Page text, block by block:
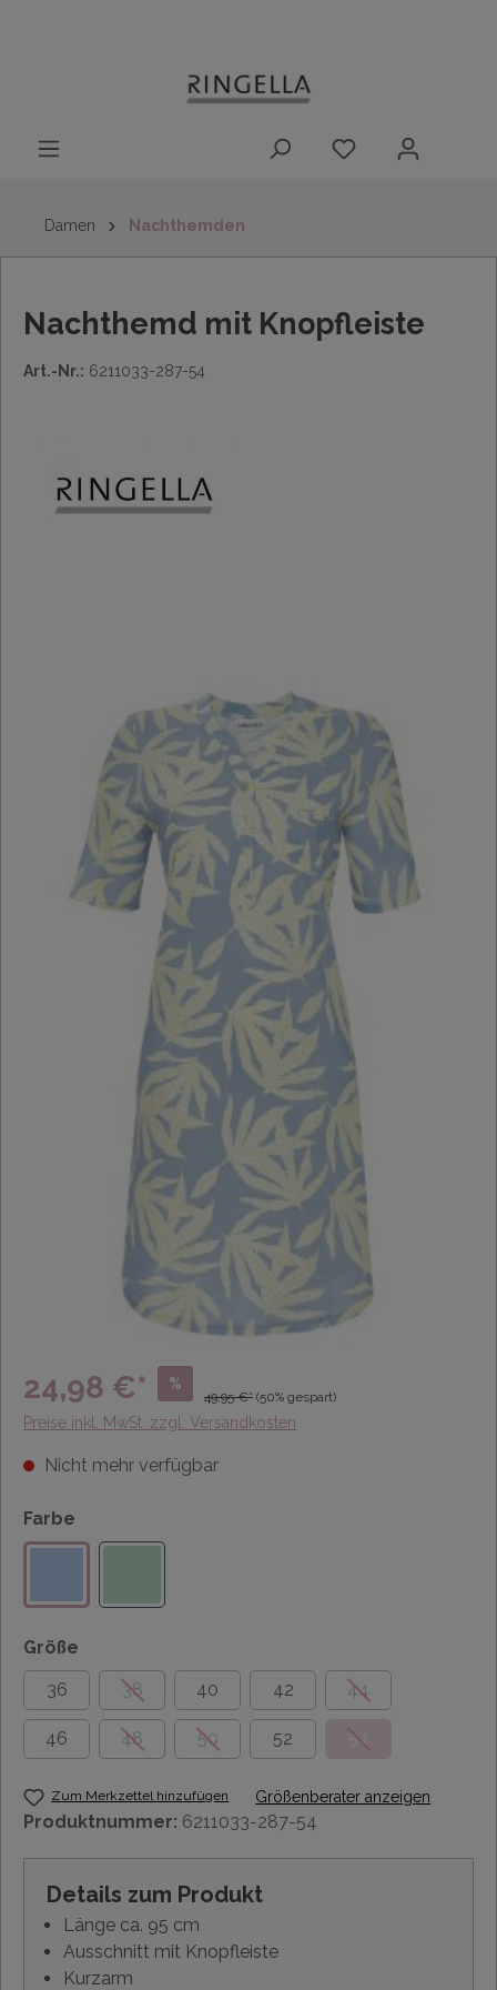
Damen Nachthemden
Nachthemd mit Knopfleiste
Art.-Nr.: 6211033-287-54
24,98 €* %
49,95 €* (50% gespart)
Preise inkl. MwSt. zzgl. Versandkosten
Nicht mehr verfügbar
Farbe
Größe
36
38 40 42 44
46 48 50 52 54
Zum Merkzettel hinzufügen Größenberater anzeigen
Produktnummer: 6211033-287-54
Details zum Produkt
Länge ca. 95 cm
Ausschnitt mit Knopfleiste
Kurzarm